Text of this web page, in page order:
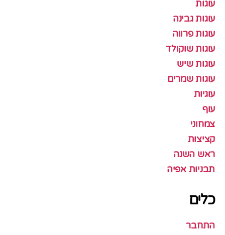
עוגות
עוגות גבינה
עוגות פרווה
עוגות שוקולד
עוגות שיש
עוגות שמרים
עוגיות
עוף
צמחוני
קציצות
ראש השנה
תבניות אפיה
כלים
התחבר